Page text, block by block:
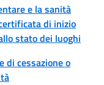
e la sanità
di inizio
stato dei luoghi
di cessazione o